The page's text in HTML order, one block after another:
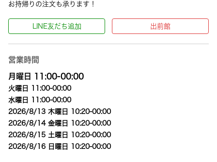
お持帰りの注文も承ります！
LINE友だち追加 出前館
営業時間
月曜日 11:00-00:00
火曜日 11:00-00:00
水曜日 11:00-00:00
2026/8/13 木曜日 10:20-00:00
2026/8/14 金曜日 10:20-00:00
2026/8/15 土曜日 10:20-00:00
2026/8/16 日曜日 10:20-00:00